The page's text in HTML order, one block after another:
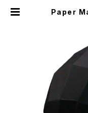
Paper